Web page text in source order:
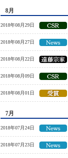
8月
2018年08月29日
2018年08月27日
2018年08月22日
2018年08月09日
2018年08月01日
7月
2018年07月24日
2018年07月23日